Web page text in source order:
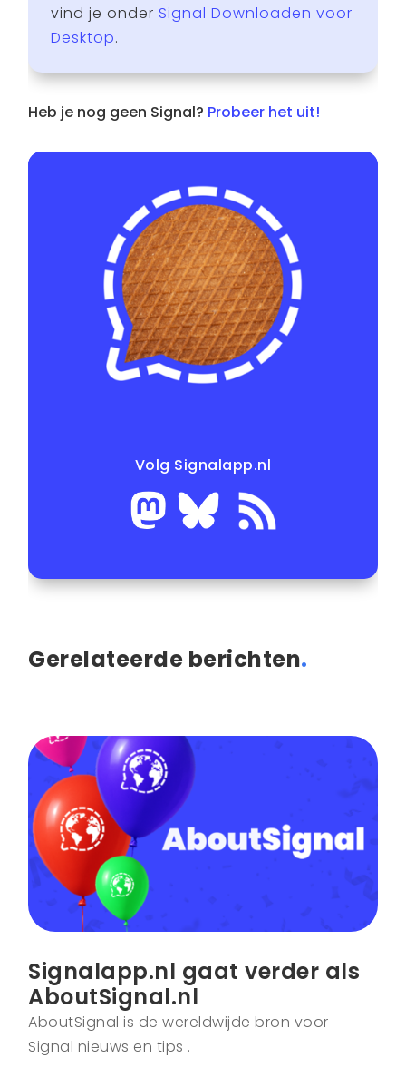
vind je onder Signal Downloaden voor
Desktop.
Heb je nog geen Signal? Probeer het uit!
Volg Signalapp.nl
Gerelateerde berichten.
Signalapp.nl gaat verder als
AboutSignal.nl
AboutSignal is de wereldwijde bron voor
Signal nieuws en tips .